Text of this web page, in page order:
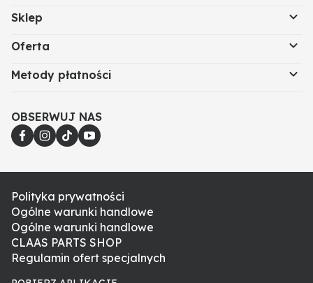
Sklep
Oferta
Metody płatności
OBSERWUJ NAS
Polityka prywatności
Ogólne warunki handlowe
Ogólne warunki handlowe
CLAAS PARTS SHOP
Regulamin ofert specjalnych